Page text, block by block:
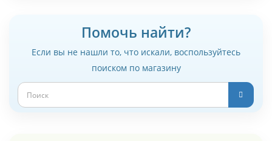
Помочь найти?
Если вы не нашли то, что искали, воспользуйтесь
поиском по магазину